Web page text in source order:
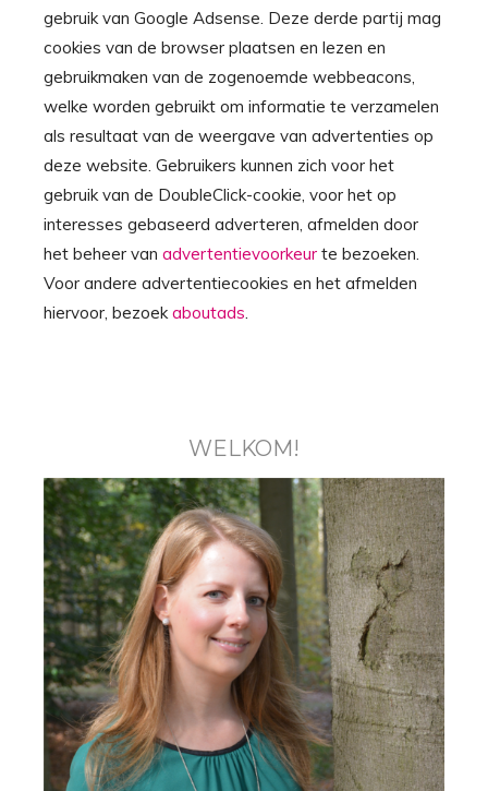
gebruik van Google Adsense. Deze derde partij mag
cookies van de browser plaatsen en lezen en
gebruikmaken van de zogenoemde webbeacons,
welke worden gebruikt om informatie te verzamelen
als resultaat van de weergave van advertenties op
deze website. Gebruikers kunnen zich voor het
gebruik van de DoubleClick-cookie, voor het op
interesses gebaseerd adverteren, afmelden door
het beheer van advertentievoorkeur te bezoeken.
Voor andere advertentiecookies en het afmelden
hiervoor, bezoekaboutads.
WELKOM!